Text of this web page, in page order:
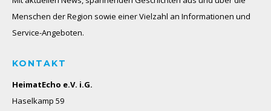
Menschen der Region sowie einer Vielzahl an Informationen und
Service-Angeboten.
KONTAKT
HeimatEcho e.V. i.G.
Haselkamp 59